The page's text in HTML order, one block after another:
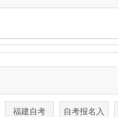
福建自考 自考报名入